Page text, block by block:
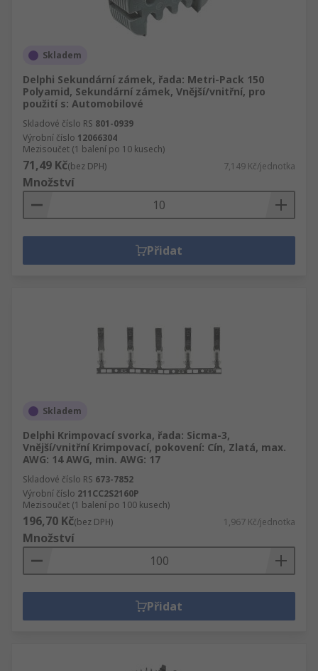
Skladem
Delphi Sekundární zámek, řada: Metri-Pack 150
Polyamid, Sekundární zámek, Vnější/vnitřní, pro
použití s: Automobilové
Skladové číslo RS 801-0939
Výrobní číslo 12066304
Mezisoučet (1 balení po 10 kusech)
71,49 Kč(bez DPH) 7,149 Kč/jednotka
Množství
Přidat
Skladem
Delphi Krimpovací svorka, řada: Sicma-3,
Vnější/vnitřní Krimpovací, pokovení: Cín, Zlatá, max.
AWG: 14 AWG, min. AWG: 17
Skladové číslo RS 673-7852
Výrobní číslo 211CC2S2160P
Mezisoučet (1 balení po 100 kusech)
196,70 Kč(bez DPH) 1,967 Kč/jednotka
Množství
Přidat